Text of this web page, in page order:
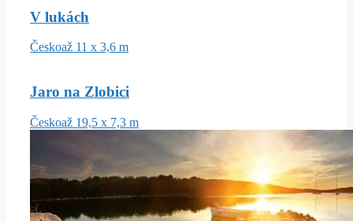
V lukách
Českoaž 11 x 3,6 m
Jaro na Zlobici
Českoaž 19,5 x 7,3 m